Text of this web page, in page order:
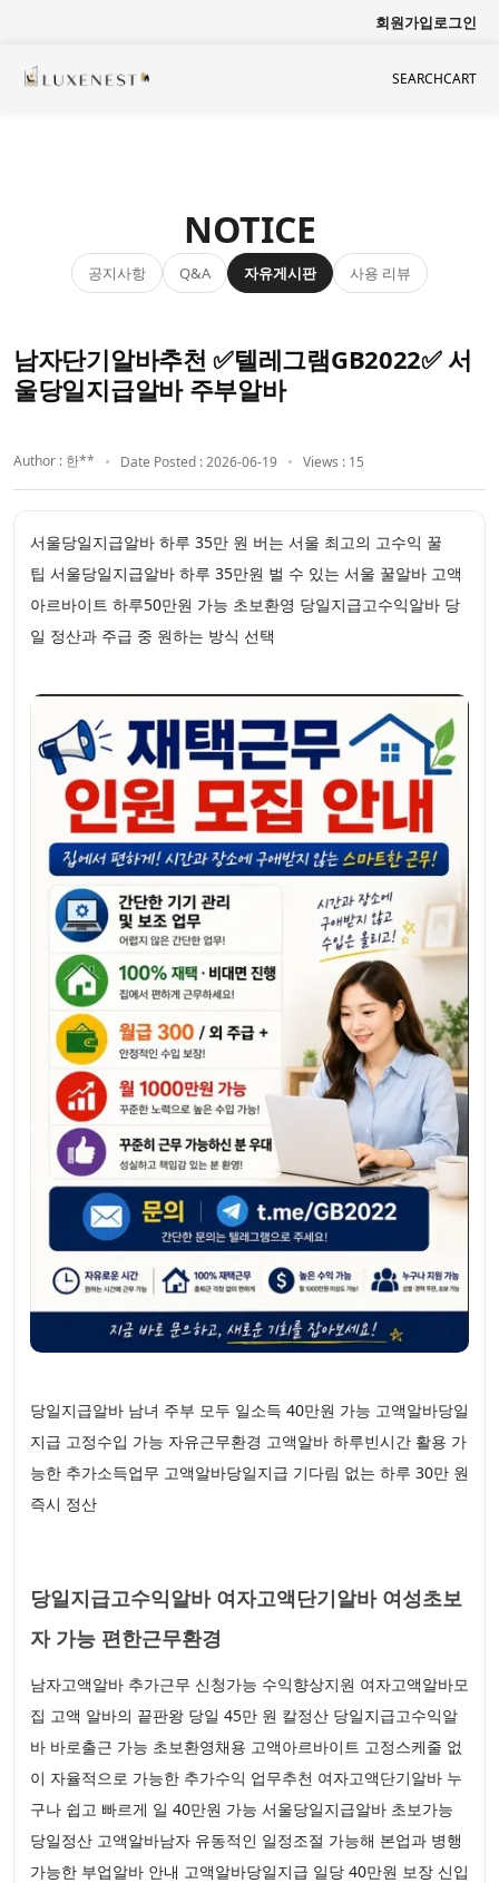
회원가입로그인
SEARCHCART
NOTICE
공지사항 Q&A 자유게시판 사용 리뷰
남자단기알바추천 ✅텔레그램GB2022✅ 서
울당일지급알바 주부알바
Author : 한** Date Posted : 2026-06-19 Views : 15
서울당일지급알바 하루 35만 원 버는 서울 최고의 고수익 꿀
팁 서울당일지급알바 하루 35만원 벌 수 있는 서울 꿀알바 고액
아르바이트 하루50만원 가능 초보환영 당일지급고수익알바 당
일 정산과 주급 중 원하는 방식 선택
당일지급알바 남녀 주부 모두 일소득 40만원 가능 고액알바당일
지급 고정수입 가능 자유근무환경 고액알바 하루빈시간 활용 가
능한 추가소득업무 고액알바당일지급 기다림 없는 하루 30만 원
즉시 정산
당일지급고수익알바 여자고액단기알바 여성초보
자 가능 편한근무환경
남자고액알바 추가근무 신청가능 수익향상지원 여자고액알바모
집 고액 알바의 끝판왕 당일 45만 원 칼정산 당일지급고수익알
바 바로출근 가능 초보환영채용 고액아르바이트 고정스케줄 없
이 자율적으로 가능한 추가수익 업무추천 여자고액단기알바 누
구나 쉽고 빠르게 일 40만원 가능 서울당일지급알바 초보가능
당일정산 고액알바남자 유동적인 일정조절 가능해 본업과 병행
가능한 부업알바 안내 고액알바당일지급 일당 40만원 보장 신입